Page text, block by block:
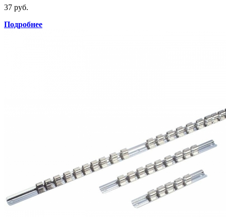
37 руб.
Подробнее